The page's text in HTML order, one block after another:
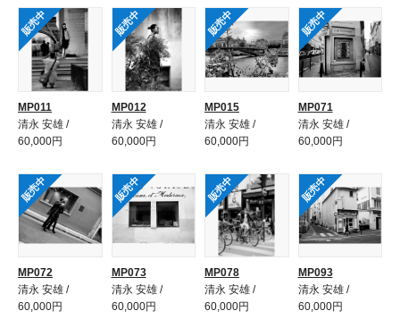
販売中
MP011
清永 安雄 /
60,000円
販売中
MP012
清永 安雄 /
60,000円
販売中
MP015
清永 安雄 /
60,000円
販売中
MP071
清永 安雄 /
60,000円
販売中
MP072
清永 安雄 /
60,000円
販売中
MP073
清永 安雄 /
60,000円
販売中
MP078
清永 安雄 /
60,000円
販売中
MP093
清永 安雄 /
60,000円